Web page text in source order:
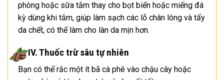
phòng hoặc sữa tắm thay cho bọt biển hoặc miếng đá
kỳ dùng khi tắm, giúp làm sạch các lỗ chân lông và tẩy
da chết, có thể làm cho làn da mịn hơn.
IV. Thuốc trừ sâu tự nhiên
Bạn có thể rắc một ít bã cà phê vào chậu cây hoặc